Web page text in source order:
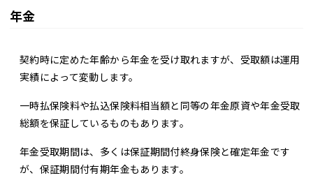
年金
契約時に定めた年齢から年金を受け取れますが、受取額は運用
実績によって変動します。
一時払保険料や払込保険料相当額と同等の年金原資や年金受取
総額を保証しているものもあります。
年金受取期間は、多くは保証期間付終身保険と確定年金です
が、保証期間付有期年金もあります。